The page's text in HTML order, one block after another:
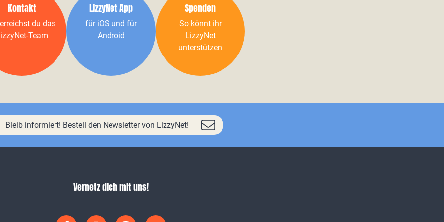
Kontakt
du das
Team
LizzyNet App
für iOS und für
Android
Spenden
So könnt ihr
LizzyNet
unterstützen
Bleib informiert! Bestell den Newsletter von LizzyNet!
Vernetz dich mit uns!